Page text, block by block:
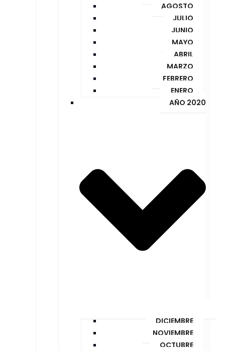
AGOSTO
JULIO
JUNIO
MAYO
ABRIL
MARZO
FEBRERO
ENERO
AÑO 2020
DICIEMBRE
NOVIEMBRE
OCTUBRE